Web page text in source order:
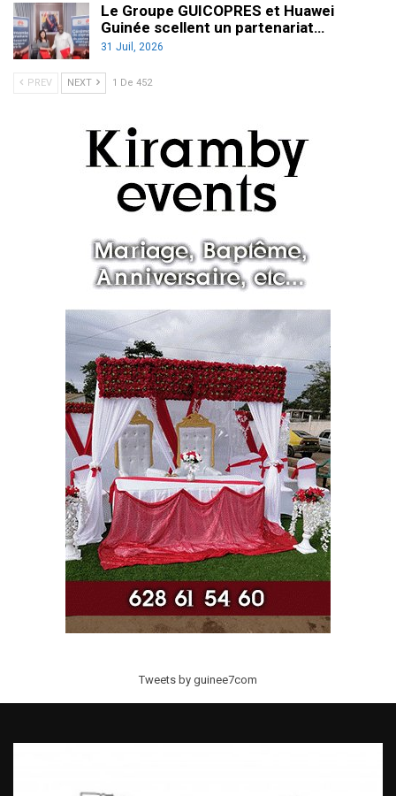
Le Groupe GUICOPRES et Huawei
Guinée scellent un partenariat…
31 Juil, 2026
PREV NEXT 1 De 452
Tweets by guinee7com